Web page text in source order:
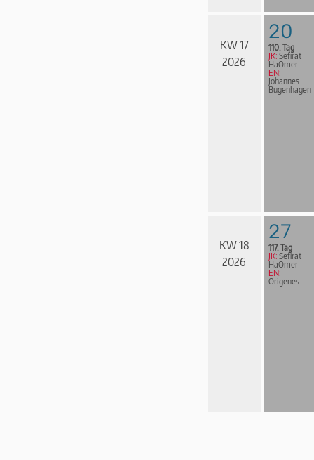
KW 17
2026
20
110. Tag
JK: Sefirat
HaOmer
EN:
Johannes
Bugen­ha­gen
KW 18
2026
27
117. Tag
JK: Sefirat
HaOmer
EN:
Origenes